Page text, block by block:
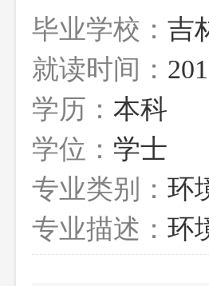
毕业学校： 吉
就读时间：
学历： 本科
学位： 学士
专业类别： 环
专业描述： 环